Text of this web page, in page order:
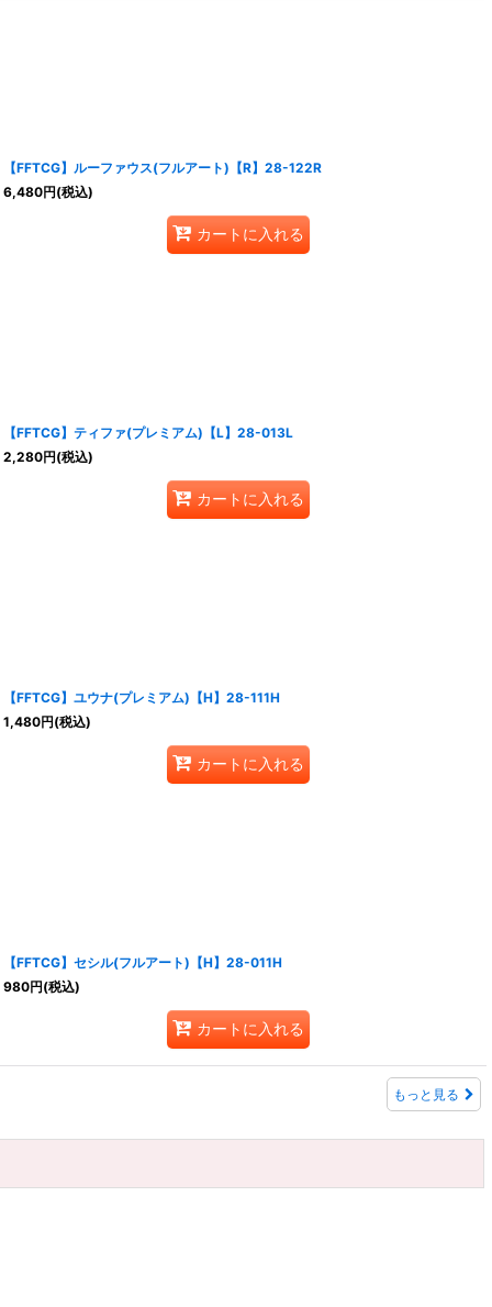
【FFTCG】ルーファウス(フルアート)【R】28-122R
6,480円(税込)
カートに入れる
【FFTCG】ティファ(プレミアム)【L】28-013L
2,280円(税込)
カートに入れる
【FFTCG】ユウナ(プレミアム)【H】28-111H
1,480円(税込)
カートに入れる
【FFTCG】セシル(フルアート)【H】28-011H
980円(税込)
カートに入れる
もっと見る